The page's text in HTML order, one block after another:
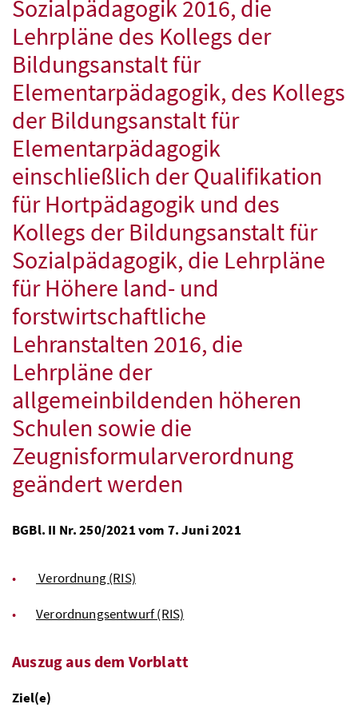
Sozialpädagogik 2016, die
Lehrpläne des Kollegs der
Bildungsanstalt für
Elementarpädagogik, des Kollegs
der Bildungsanstalt für
Elementarpädagogik
einschließlich der Qualifikation
für Hortpädagogik und des
Kollegs der Bildungsanstalt für
Sozialpädagogik, die Lehrpläne
für Höhere land- und
forstwirtschaftliche
Lehranstalten 2016, die
Lehrpläne der
allgemeinbildenden höheren
Schulen sowie die
Zeugnisformularverordnung
geändert werden
BGBl. II Nr.250/2021 vom 7. Juni 2021
Verordnung (RIS)
Verordnungsentwurf (RIS)
Auszug aus dem Vorblatt
Ziel(e)